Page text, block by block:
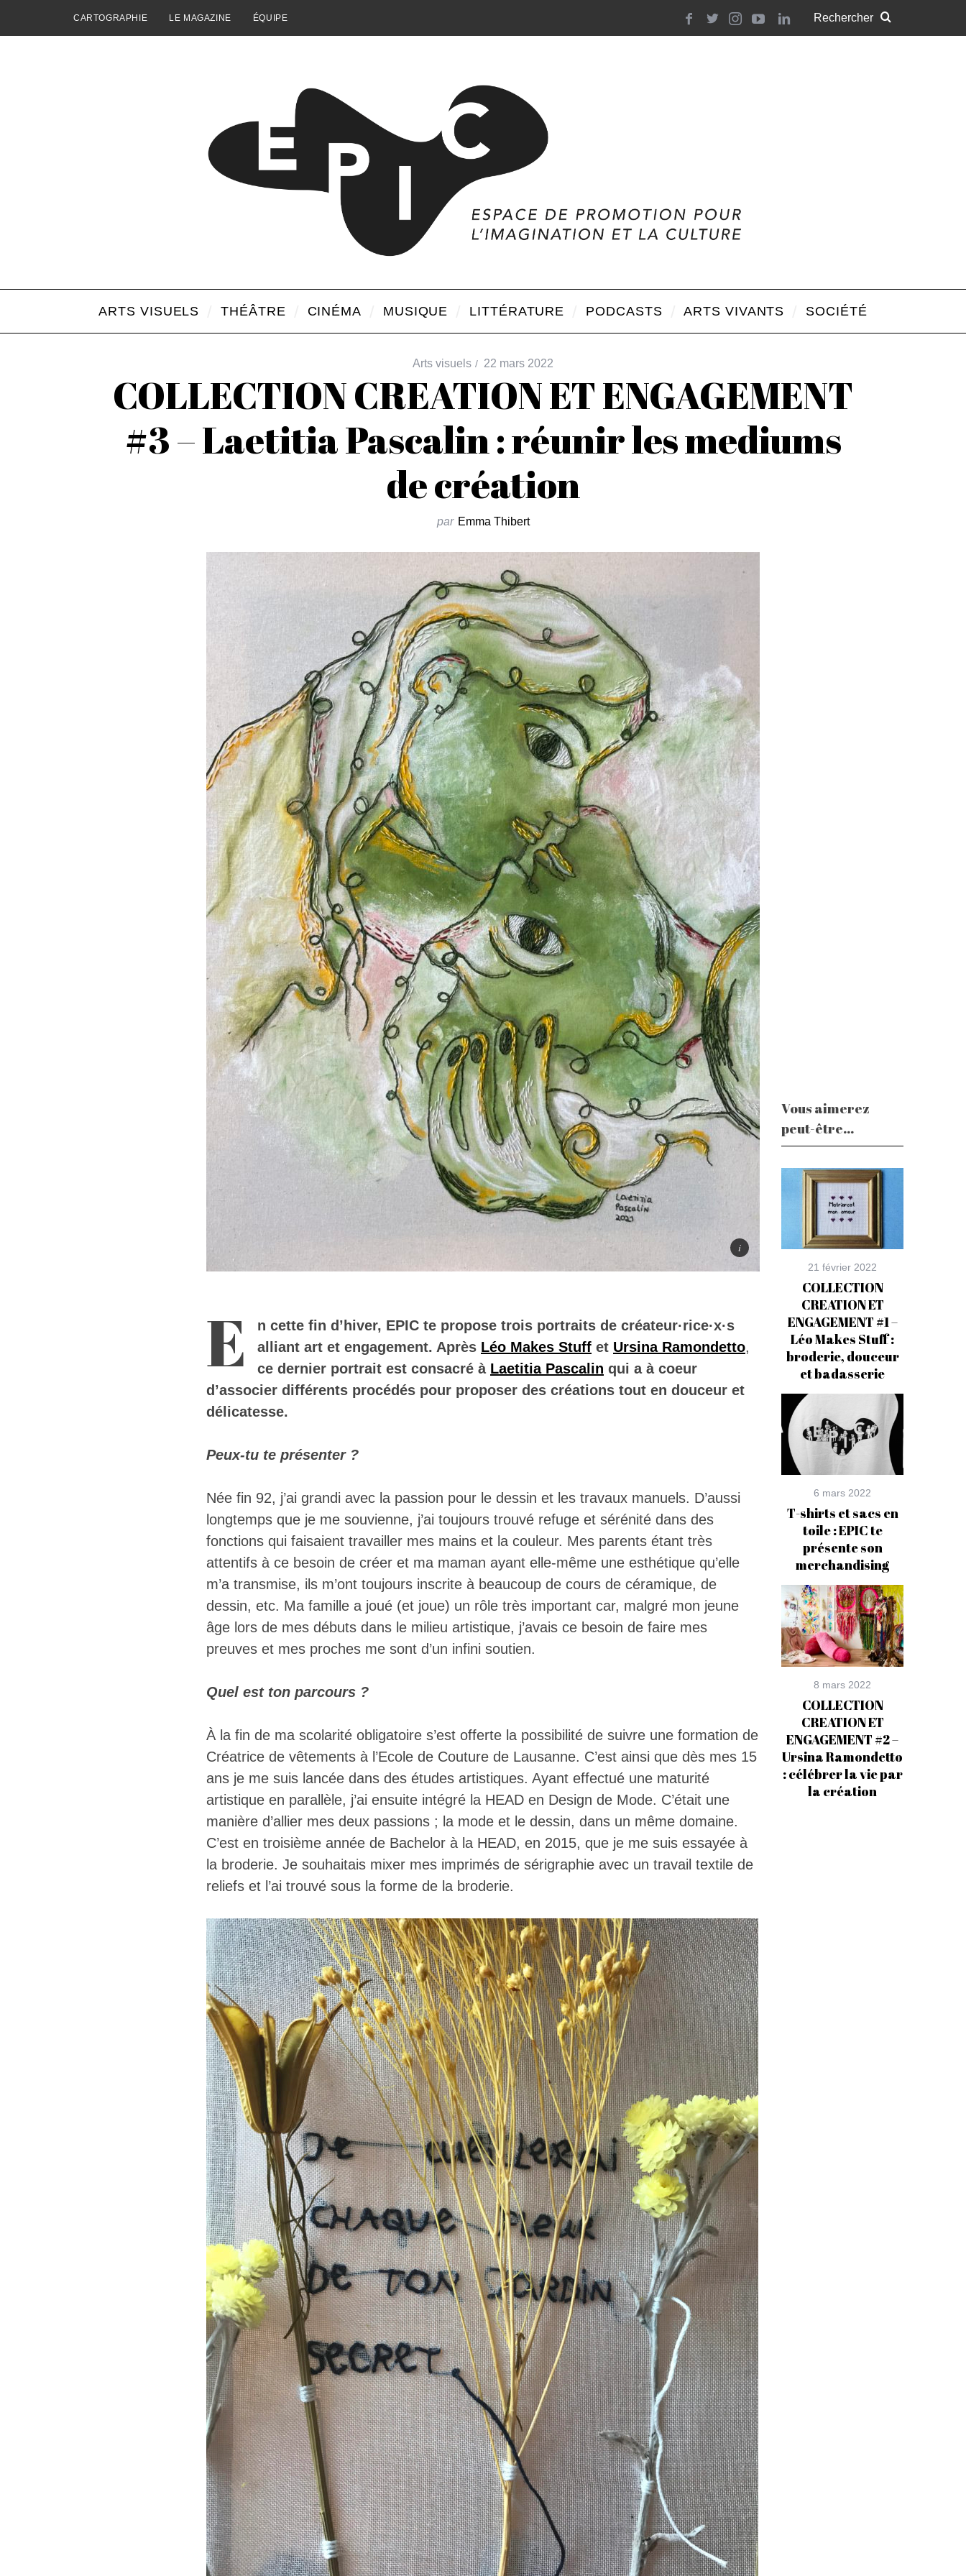
CARTOGRAPHIE LE MAGAZINE ÉQUIPE
ARTS VISUELS THÉÂTRE CINÉMA MUSIQUE LITTÉRATURE PODCASTS ARTS VIVANTS SOCIÉTÉ
Arts visuels 22 mars 2022
COLLECTION CREATION ET ENGAGEMENT
#3 – Laetitia Pascalin : réunir les mediums
de création
par Emma Thibert
E
n cette fin d’hiver, EPIC te propose trois portraits de créateur·rice·x·s
alliant art et engagement. Après Léo Makes Stuff et Ursina Ramondetto,
ce dernier portrait est consacré à Laetitia Pascalin qui a à coeur
d’associer différents procédés pour proposer des créations tout en douceur et
délicatesse.
Peux-tu te présenter ?
Née fin 92, j’ai grandi avec la passion pour le dessin et les travaux manuels. D’aussi
longtemps que je me souvienne, j’ai toujours trouvé refuge et sérénité dans des
fonctions qui faisaient travailler mes mains et la couleur. Mes parents étant très
attentifs à ce besoin de créer et ma maman ayant elle-même une esthétique qu’elle
m’a transmise, ils m’ont toujours inscrite à beaucoup de cours de céramique, de
dessin, etc. Ma famille a joué (et joue) un rôle très important car, malgré mon jeune
âge lors de mes débuts dans le milieu artistique, j’avais ce besoin de faire mes
preuves et mes proches me sont d’un infini soutien.
Quel est ton parcours ?
À la fin de ma scolarité obligatoire s’est offerte la possibilité de suivre une formation de
Créatrice de vêtements à l’Ecole de Couture de Lausanne. C’est ainsi que dès mes 15
ans je me suis lancée dans des études artistiques. Ayant effectué une maturité
artistique en parallèle, j’ai ensuite intégré la HEAD en Design de Mode. C’était une
manière d’allier mes deux passions ; la mode et le dessin, dans un même domaine.
C’est en troisième année de Bachelor à la HEAD, en 2015, que je me suis essayée à
la broderie. Je souhaitais mixer mes imprimés de sérigraphie avec un travail textile de
reliefs et l’ai trouvé sous la forme de la broderie.
Vous aimerez
peut-être...
21 février 2022
COLLECTION
CREATION ET
ENGAGEMENT #1 –
Léo Makes Stuff :
broderie, douceur
et badasserie
6 mars 2022
T-shirts et sacs en
toile : EPIC te
présente son
merchandising
8 mars 2022
COLLECTION
CREATION ET
ENGAGEMENT #2 –
Ursina Ramondetto
: célébrer la vie par
la création